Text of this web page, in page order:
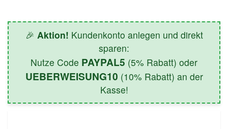
🎉 Aktion! Kundenkonto anlegen und direkt
sparen:
Nutze Code PAYPAL5 (5% Rabatt) oder
UEBERWEISUNG10 (10% Rabatt) an der
Kasse!